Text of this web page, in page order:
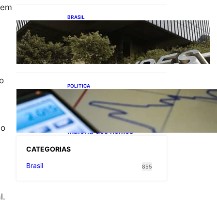
BRASIL
Projetos de saneamento
podem beneficiar 18
milhões de brasileiros
POLITICA
TCU lista mais de 6 mil
responsáveis com contas
irregulares; Nordeste e
Sudeste concentram
maioria dos nomes
CATEGORIAS
Brasil
855